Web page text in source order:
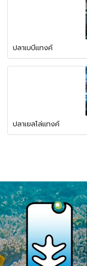
ปลาเบบี้แทงค์
ปลาเยลโล่แทงค์